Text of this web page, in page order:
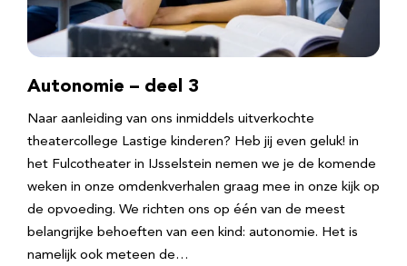
Autonomie – deel 3
Naar aanleiding van ons inmiddels uitverkochte
theatercollege Lastige kinderen? Heb jij even geluk! in
het Fulcotheater in IJsselstein nemen we je de komende
weken in onze omdenkverhalen graag mee in onze kijk op
de opvoeding. We richten ons op één van de meest
belangrijke behoeften van een kind: autonomie. Het is
namelijk ook meteen de…